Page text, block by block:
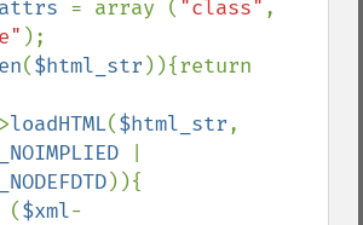
= array ( "class"
);
($html_str
loadHTML($html_str
)){
(
$xml-